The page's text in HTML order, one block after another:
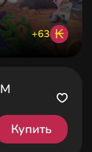
+63 ₭
Купить